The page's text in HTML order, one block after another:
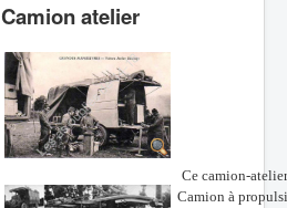
Camion atelier
Ce camion-
Camion à